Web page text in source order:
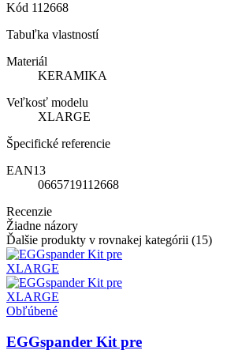
Kód 112668
Tabuľka vlastností
Materiál
KERAMIKA
Veľkosť modelu
XLARGE
Špecifické referencie
EAN13
0665719112668
Recenzie
Žiadne názory
Ďalšie produkty v rovnakej kategórii (15)
Obľúbené
EGGspander Kit pre